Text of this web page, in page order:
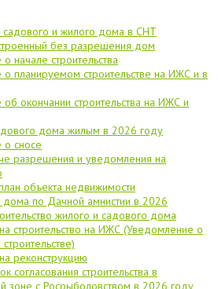
и жилого дома в СНТ
без разрешения дом
начале строительства
планируемом строительстве на ИЖС и в
окончании строительства на ИЖС и
дома жилым в 2026 году
сносе
разрешения и уведомления на
объекта недвижимости
по Дачной амнистии в 2026
жилого и садового дома
строительство на ИЖС (Уведомление о
реконструкцию
согласования строительства в
зоне с Росрыболовством в 2026 году